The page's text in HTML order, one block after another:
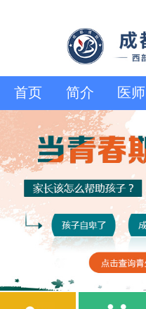
首页 简介 医师